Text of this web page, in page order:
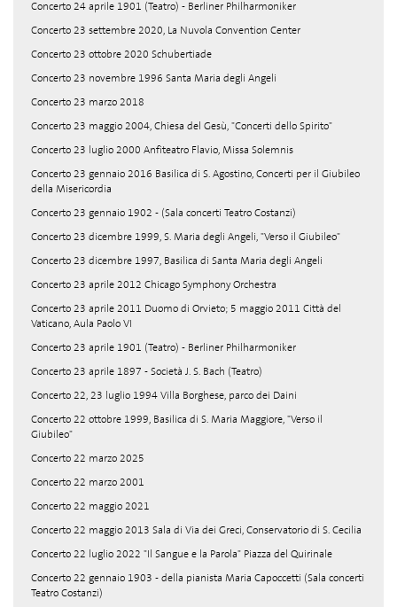
Concerto 24 aprile 1901 (Teatro) - Berliner Philharmoniker
Concerto 23 settembre 2020, La Nuvola Convention Center
Concerto 23 ottobre 2020 Schubertiade
Concerto 23 novembre 1996 Santa Maria degli Angeli
Concerto 23 marzo 2018
Concerto 23 maggio 2004, Chiesa del Gesù, "Concerti dello Spirito"
Concerto 23 luglio 2000 Anfiteatro Flavio, Missa Solemnis
Concerto 23 gennaio 2016 Basilica di S. Agostino, Concerti per il Giubileo
della Misericordia
Concerto 23 gennaio 1902 - (Sala concerti Teatro Costanzi)
Concerto 23 dicembre 1999, S. Maria degli Angeli, "Verso il Giubileo"
Concerto 23 dicembre 1997, Basilica di Santa Maria degli Angeli
Concerto 23 aprile 2012 Chicago Symphony Orchestra
Concerto 23 aprile 2011 Duomo di Orvieto; 5 maggio 2011 Città del
Vaticano, Aula Paolo VI
Concerto 23 aprile 1901 (Teatro) - Berliner Philharmoniker
Concerto 23 aprile 1897 - Società J. S. Bach (Teatro)
Concerto 22, 23 luglio 1994 Villa Borghese, parco dei Daini
Concerto 22 ottobre 1999, Basilica di S. Maria Maggiore, "Verso il
Giubileo"
Concerto 22 marzo 2025
Concerto 22 marzo 2001
Concerto 22 maggio 2021
Concerto 22 maggio 2013 Sala di Via dei Greci, Conservatorio di S. Cecilia
Concerto 22 luglio 2022 "Il Sangue e la Parola" Piazza del Quirinale
Concerto 22 gennaio 1903 - della pianista Maria Capoccetti (Sala concerti
Teatro Costanzi)